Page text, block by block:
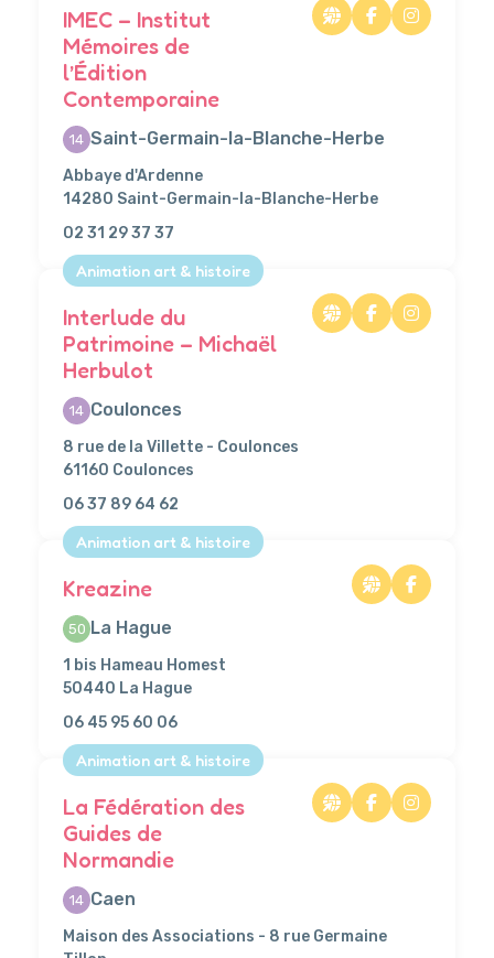
IMEC – Institut
Mémoires de
l’Édition
Contemporaine
14 Saint-Germain-la-Blanche-Herbe
Abbaye d'Ardenne
14280 Saint-Germain-la-Blanche-Herbe
02 31 29 37 37
Animation art & histoire
Interlude du
Patrimoine – Michaël
Herbulot
14 Coulonces
8 rue de la Villette - Coulonces
61160 Coulonces
06 37 89 64 62
Animation art & histoire
Kreazine
50 La Hague
1 bis Hameau Homest
50440 La Hague
06 45 95 60 06
Animation art & histoire
La Fédération des
Guides de
Normandie
14 Caen
Maison des Associations - 8 rue Germaine